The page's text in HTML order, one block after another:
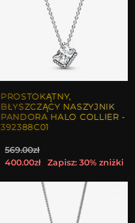
PROSTOKĄTNY,
BŁYSZCZĄCY NASZYJNIK
PANDORA HALO COLLIER -
392388C01
569.00zł
400.00zł
Zapisz: 30% zniżki